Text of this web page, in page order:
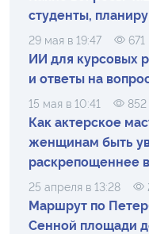
студенты,
29 мая в 19:47 671
ИИ для курсовых
и ответы на
15 мая в 10:41 852
Как актерское
женщинам быть
раскрепощеннее
25 апреля в 13:28
Маршрут по
Сенной площади